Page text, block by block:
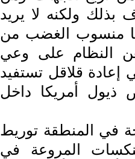
بذلك ولكنه لا يريد
منسوب الغضب من
النظام على وعي
قلاقل تستفيد
ذيول أمريكا داخل
في المنطقة توريط
المروعة في